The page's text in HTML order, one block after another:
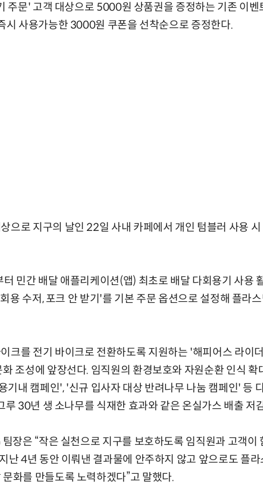
주문' 고객 대상으로 5000원 상품권을 증정하는 기존 이벤
시 사용가능한 3000원 쿠폰을 선착순으로 증정한다.
으로 지구의 날인 22일 사내 카페에서 개인 텀블러 사용
민간 배달 애플리케이션(앱) 최초로 배달 다회용기 사용
용 수저, 포크 안 받기'를 기본 주문 옵션으로 설정해 플라
크를 전기 바이크로 전환하도록 지원하는 '해피어스 라이
조성에 앞장선다. 임직원의 환경보호와 자원순환 인식
기내 캠페인', '신규 입사자 대상 반려나무 나눔 캠페인' 등
루 30년 생 소나무를 식재한 효과와 같은 온실가스 배출 저
장은 “작은 실천으로 지구를 보호하도록 임직원과 고객이
난 4년 동안 이뤄낸 결과물에 안주하지 않고 앞으로도 플
화를 만들도록 노력하겠다”고 말했다.